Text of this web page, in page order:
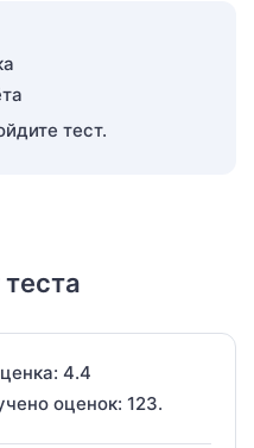
тест.
теста
4.4
оценок: 123.